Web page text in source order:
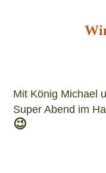
Mit König Michael
Super Abend im
😉